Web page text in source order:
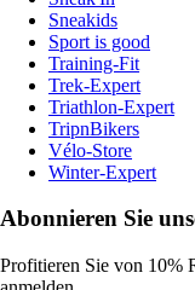
Sneakids
Sport is good
Training-Fit
Trek-Expert
Triathlon-Expert
TripnBikers
Vélo-Store
Winter-Expert
Abonnieren Sie
Profitieren Sie von 10%